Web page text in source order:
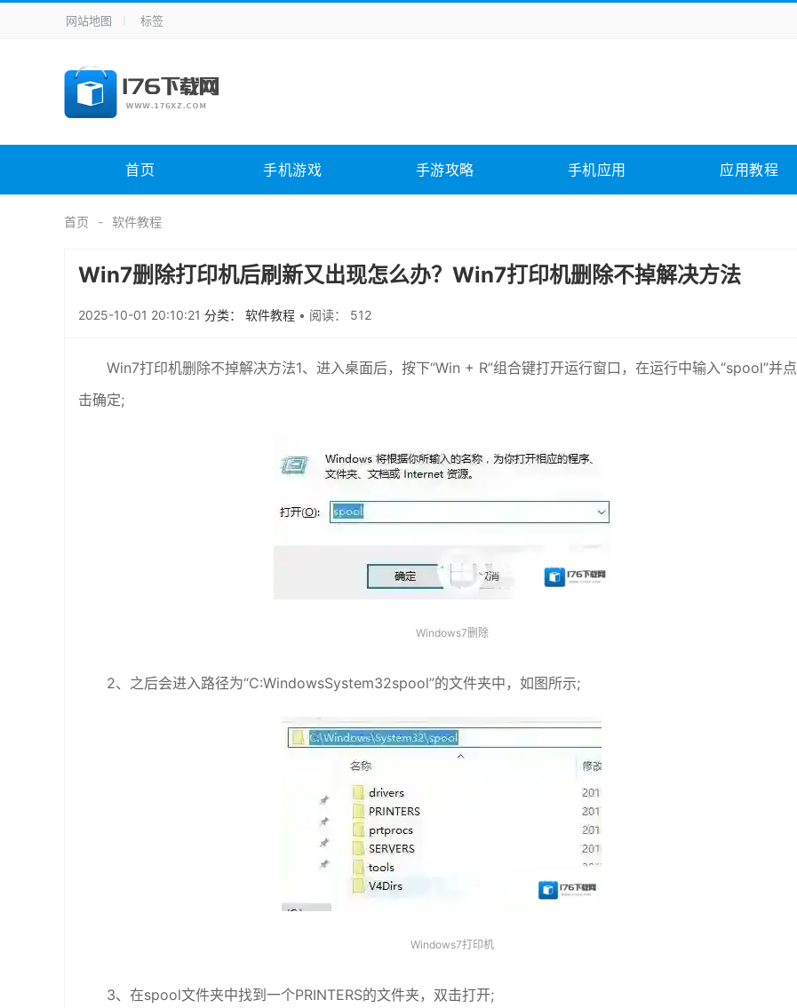
手机应用
手机游戏 体育竞技
电脑软件 其它类别 图形软件 安全相关 应用软件 影音软件 插件下载
未分类 综合其它
网站地图 标签
首页 手机游戏 手游攻略 手机应用 应用教程
首页 软件教程
Win7删除打印机后刷新又出现怎么办？Win7打印机删除不掉解决方法
2025-10-01 20:10:21 分类： 软件教程 • 阅读： 512
Win7打印机删除不掉解决方法1、进入桌面后，按下“Win + R”组合键打开运行窗口，在运行中输入“spool”并点
击确定;
Windows7删除
2、之后会进入路径为“C:WindowsSystem32spool”的文件夹中，如图所示;
Windows7打印机
3、在spool文件夹中找到一个PRINTERS的文件夹，双击打开;